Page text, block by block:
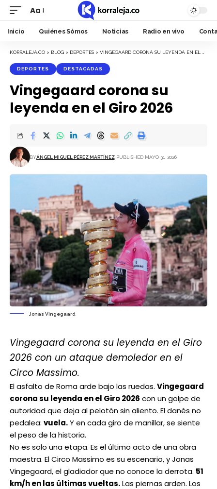
Font
Resizer
Aa
Inicio Quiénes Sómos Noticias Radio en vivo
KORRALEJA.CO > BLOG > DEPORTES > VINGEGAARD CORONA SU LEYENDA EN EL GIRO 2026
DEPORTES DESTACADAS
Vingegaard corona su
leyenda en el Giro 2026
BYÁNGEL MIGUEL PÉREZ MARTÍNEZ PUBLISHED MAYO 31, 2026
Jonas Vingegaard
Vingegaard corona su leyenda en el Giro
2026 con un ataque demoledor en el
Circo Massimo.
El asfalto de Roma arde bajo las ruedas. Vingegaard
corona su leyenda en el Giro 2026 con un golpe de
autoridad que deja al pelotón sin aliento. El danés no
pedalea: vuela.Y en cada giro de manillar, se siente
el peso de la historia.
No es solo una etapa. Es el último acto de una obra
maestra. El Circo Massimo es su escenario, y Jonas
Vingegaard, el gladiador que no conoce la derrota. 51
km/h en las últimas vueltas.Las piernas arden. Los